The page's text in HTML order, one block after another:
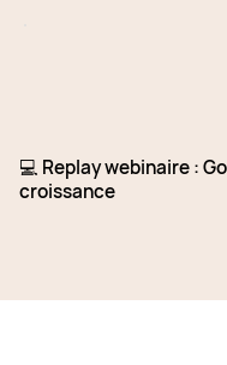
💻 Replay webinaire :
croissance